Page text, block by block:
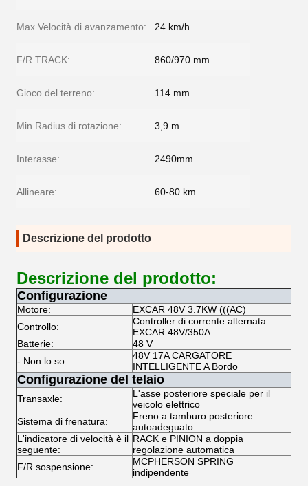
Max.Velocità di avanzamento: 24 km/h
F/R TRACK: 860/970 mm
Gioco del terreno: 114 mm
Min.Radius di rotazione: 3,9 m
Interasse: 2490mm
Allineare: 60-80 km
Descrizione del prodotto
Descrizione del prodotto:
Configurazione
Motore:
EXCAR 48V 3.7KW (((AC)
Controllo:
Controller di corrente alternata
EXCAR 48V/350A
Batterie:
48 V
- Non lo so.
48V 17A CARGATORE
INTELLIGENTE A Bordo
Configurazione del telaio
Transaxle:
L'asse posteriore speciale per il
veicolo elettrico
Sistema di frenatura:
Freno a tamburo posteriore
autoadeguato
L'indicatore di velocità è il
seguente:
RACK e PINION a doppia
regolazione automatica
F/R sospensione:
MCPHERSON SPRING
indipendente